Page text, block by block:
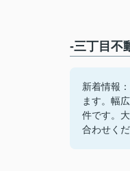
‐三丁目
新着情報
ます。幅
件です。
合わせくだ